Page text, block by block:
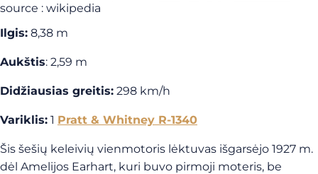
source : wikipedia
Ilgis: 8,38 m
Aukštis: 2,59 m
Didžiausias greitis: 298 km/h
Variklis: 1 Pratt & Whitney R-1340
Šis šešių keleivių vienmotoris lėktuvas išgarsėjo 1927 m.
dėl Amelijos Earhart, kuri buvo pirmoji moteris, be